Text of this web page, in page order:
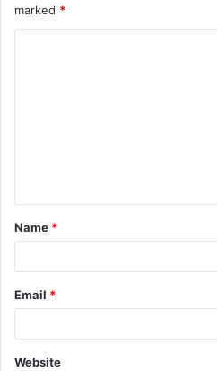
marked *
t
*
Name *
Email *
Website